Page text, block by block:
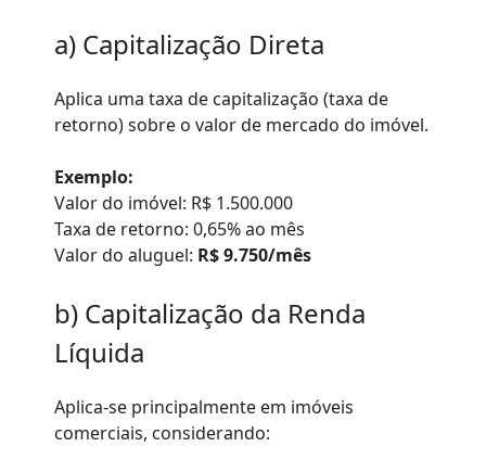
a) Capitalização Direta
Aplica uma taxa de capitalização (taxa de
retorno) sobre o valor de mercado do imóvel.
Exemplo:
Valor do imóvel: R$ 1.500.000
Taxa de retorno: 0,65% ao mês
Valor do aluguel: R$ 9.750/mês
b) Capitalização da Renda
Líquida
Aplica-se principalmente em imóveis
comerciais, considerando: